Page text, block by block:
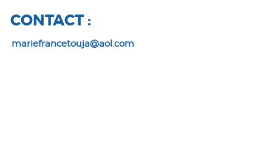
CONTACT :
mariefrancetouja@aol.com